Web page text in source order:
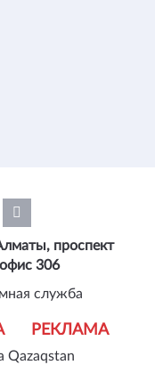
Qazaqstan
РЕКЛАМА
проспект
306
служба